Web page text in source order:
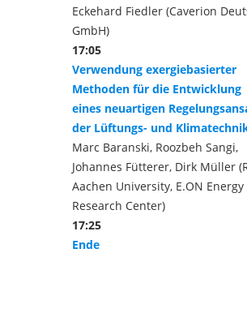
Eckehard Fiedler (Caverion
GmbH)
17:05
Verwendung exergiebasierter
Methoden für die Entwicklung
eines neuartigen
der Lüftungs- und
Marc Baranski, Roozbeh Sangi,
Johannes Fütterer, Dirk Müller
Aachen University, E.ON Energy
Research Center)
17:25
Ende